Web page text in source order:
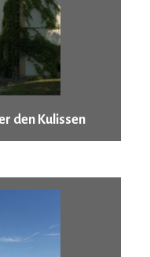
den Kulissen